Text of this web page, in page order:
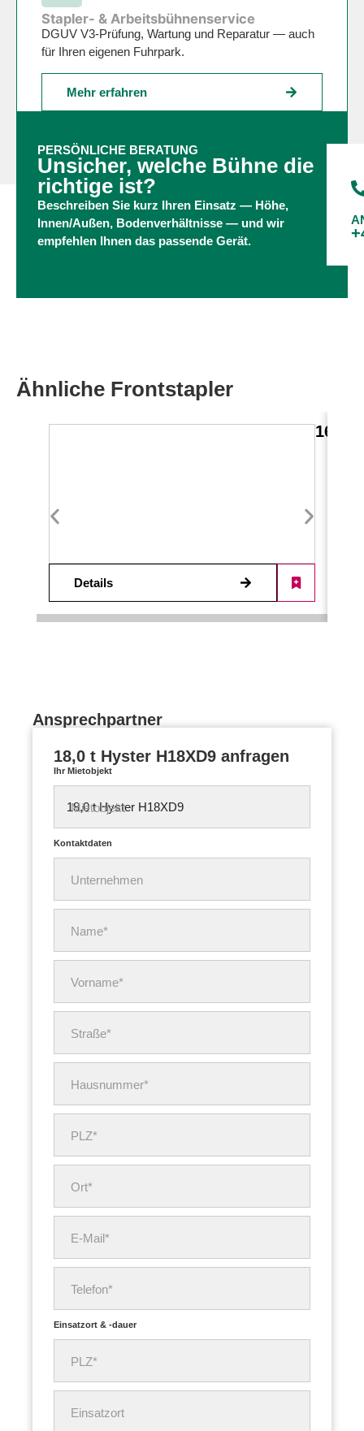
Stapler- & Arbeitsbühnenservice
DGUV V3-Prüfung, Wartung und Reparatur — auch
für Ihren eigenen Fuhrpark.
Mehr erfahren
PERSÖNLICHE BERATUNG
Unsicher, welche Bühne die
richtige ist?
Beschreiben Sie kurz Ihren Einsatz — Höhe,
Innen/Außen, Bodenverhältnisse — und wir
empfehlen Ihnen das passende Gerät.
Ähnliche Frontstapler
16,0 t
Details
Ansprechpartner
18,0 t Hyster H18XD9 anfragen
Ihr Mietobjekt
Mietobjekt
Kontaktdaten
Unternehmen
Name*
Vorname*
Straße*
Hausnummer*
PLZ*
Ort*
E-Mail*
Telefon*
Einsatzort & -dauer
PLZ*
Einsatzort